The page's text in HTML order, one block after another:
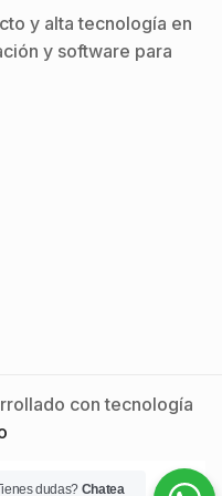
y alta tecnología en
y software para
con tecnología
dudas? Chatea